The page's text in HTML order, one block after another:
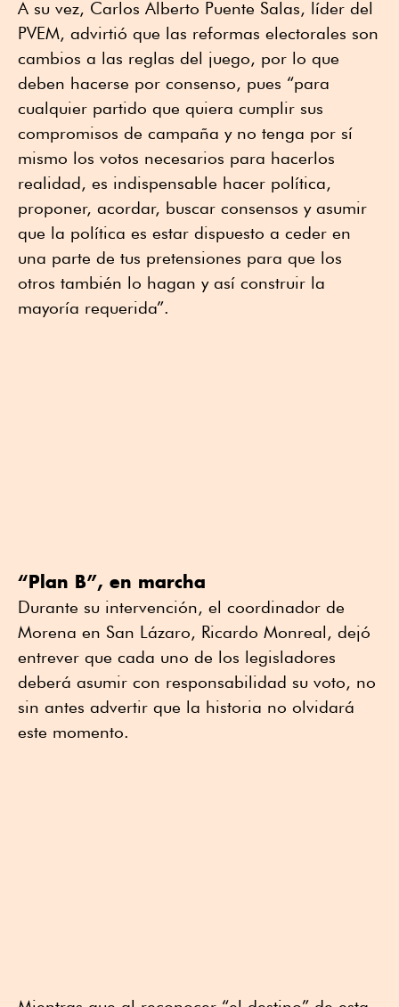
A su vez, Carlos Alberto Puente Salas, líder del
PVEM, advirtió que las reformas electorales son
cambios a las reglas del juego, por lo que
deben hacerse por consenso, pues “para
cualquier partido que quiera cumplir sus
compromisos de campaña y no tenga por sí
mismo los votos necesarios para hacerlos
realidad, es indispensable hacer política,
proponer, acordar, buscar consensos y asumir
que la política es estar dispuesto a ceder en
una parte de tus pretensiones para que los
otros también lo hagan y así construir la
mayoría requerida”.
“Plan B”, en marcha
Durante su intervención, el coordinador de
Morena en San Lázaro, Ricardo Monreal, dejó
entrever que cada uno de los legisladores
deberá asumir con responsabilidad su voto, no
sin antes advertir que la historia no olvidará
este momento.